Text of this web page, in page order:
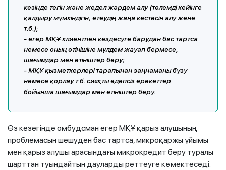
кезінде тегін және жедел жәрдем алу (төлемді кейінге
қалдыру мүмкіндігін, өтеудің жаңа кестесін алу және
т.б.);
- егер МҚҰ клиентпен кездесуге барудан бас тартса
немесе оның өтінішіне мүлдем жауап бермесе,
шағымдар мен өтініштер беру;
- МҚҰ қызметкерлері тарапынан заңнаманы бұзу
немесе қорлау т.б. сияқты әдепсіз әрекеттер
бойынша шағымдар мен өтініштер беру.
Өз кезегінде омбудсман егер МҚҰ қарыз алушының
проблемасын шешуден бас тартса, микроқаржы ұйымы
мен қарыз алушы арасындағы микрокредит беру туралы
шарттан туындайтын дауларды реттеуге көмектеседі.